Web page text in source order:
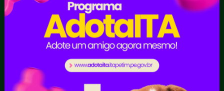
Prestação de Contas
Recursos Humanos
Ouvidoria
Acompanhar uma
Manifestação
Portal Transporte
Escolar